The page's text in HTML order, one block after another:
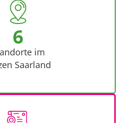
6
im
Saarland